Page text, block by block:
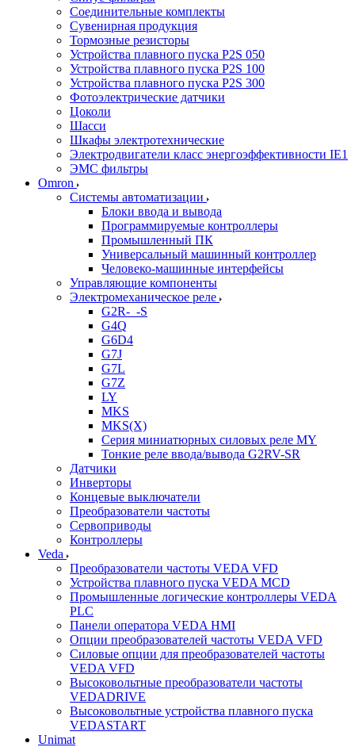
Соединительные комплекты
Сувенирная продукция
Тормозные резисторы
Устройства плавного пуска P2S 050
Устройства плавного пуска P2S 100
Устройства плавного пуска P2S 300
Фотоэлектрические датчики
Цоколи
Шасси
Шкафы электротехнические
Электродвигатели класс энергоэффективности IE1
ЭМС фильтры
Omron
Системы автоматизации
Блоки ввода и вывода
Программируемые контроллеры
Промышленный ПК
Универсальный машинный контроллер
Человеко-машинные интерфейсы
Управляющие компоненты
Электромеханическое реле
G2R-_-S
G4Q
G6D4
G7J
G7L
G7Z
LY
MKS
MKS(X)
Серия миниатюрных силовых реле MY
Тонкие реле ввода/вывода G2RV-SR
Датчики
Инверторы
Концевые выключатели
Преобразователи частоты
Сервоприводы
Контроллеры
Veda
Преобразователи частоты VEDA VFD
Устройства плавного пуска VEDA MCD
Промышленные логические контроллеры VEDA
PLC
Панели оператора VEDA HMI
Опции преобразователей частоты VEDA VFD
Силовые опции для преобразователей частоты
VEDA VFD
Высоковольтные преобразователи частоты
VEDADRIVE
Высоковольтные устройства плавного пуска
VEDASTART
Unimat